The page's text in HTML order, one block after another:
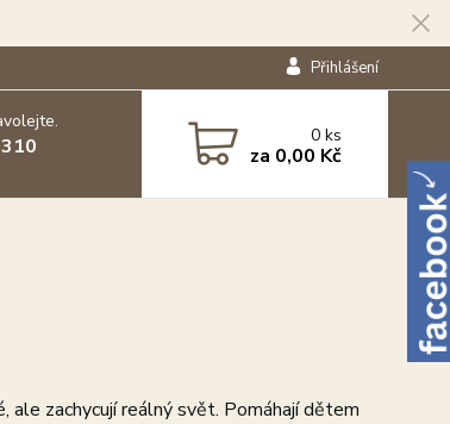
Přihlášení
0ks
za 0,00 Kč
ale zachycují reálný svět. Pomáhají dětem